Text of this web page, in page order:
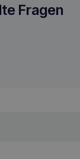
Fragen